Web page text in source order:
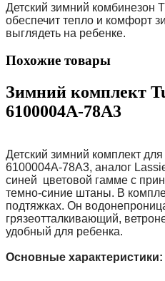
Детский зимний комбинезон
обеспечит тепло и комфорт
выглядеть на ребенке.
Похожие товары
Зимний комплект
6100004A-78A3
Детский зимний комплект
6100004A-78A3, аналог
синей цветовой гамме с
темно-синие штаны. В
подтяжках. Он
грязеотталкивающий,
удобный для ребенка.
Основные характеристики: